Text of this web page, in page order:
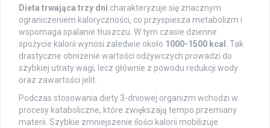
Dieta trwająca trzy dni charakteryzuje się znacznym
ograniczeniem kaloryczności, co przyspiesza metabolizm i
wspomaga spalanie tłuszczu. W tym czasie dzienne
spożycie kalorii wynosi zaledwie około 1000-1500 kcal
. Tak
drastyczne obniżenie wartości odżywczych prowadzi do
szybkiej utraty wagi, lecz głównie z powodu redukcji wody
oraz zawartości jelit.
Podczas stosowania diety 3-dniowej organizm wchodzi w
procesy kataboliczne, które zwiększają tempo przemiany
materii. Szybkie zmniejszenie ilości kalorii mobilizuje